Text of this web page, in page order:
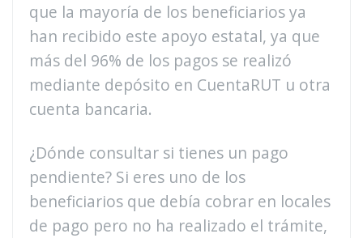
que la mayoría de los beneficiarios ya
han recibido este apoyo estatal, ya que
más del 96% de los pagos se realizó
mediante depósito en CuentaRUT u otra
cuenta bancaria.
¿Dónde consultar si tienes un pago
pendiente? Si eres uno de los
beneficiarios que debía cobrar en locales
de pago pero no ha realizado el trámite,